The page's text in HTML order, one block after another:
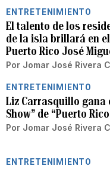
ENTRETENIMIENTO
El talento de los
de la isla brillará en
Puerto Rico José
Por Jomar José Rivera
ENTRETENIMIENTO
Liz Carrasquillo gana
Show” de “Puerto
Por Jomar José Rivera
ENTRETENIMIENTO